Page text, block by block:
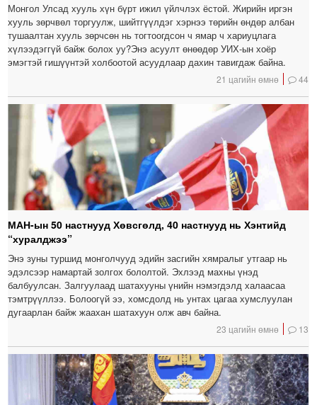
Монгол Улсад хууль хүн бүрт ижил үйлчлэх ёстой. Жирийн иргэн
хууль зөрчвөл торгуулж, шийтгүүлдэг хэрнээ төрийн өндөр албан
тушаалтан хууль зөрчсөн нь тогтоогдсон ч ямар ч хариуцлага
хүлээдэггүй байж болох уу?Энэ асуулт өнөөдөр УИХ-ын хоёр
эмэгтэй гишүүнтэй холбоотой асуудлаар дахин тавигдаж байна.
21 цагийн өмнө 44
МАН-ын 50 настнууд Хөвсгөлд, 40 настнууд нь Хэнтийд
“хуралджээ”
Энэ зуны туршид монголчууд эдийн засгийн хямралыг утгаар нь
эдэлсээр намартай золгох бололтой. Эхлээд махны үнэд
балбуулсан. Залгуулаад шатахууны үнийн нэмэгдэлд халаасаа
тэмтрүүллээ. Болоогүй ээ, хомсдолд нь унтах цагаа хумслуулан
дугаарлан байж жаахан шатахуун олж авч байна.
23 цагийн өмнө 13